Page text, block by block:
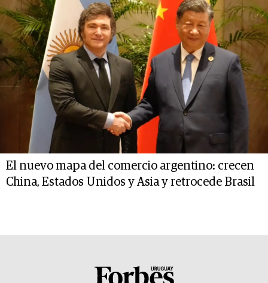
El nuevo mapa del comercio argentino: crecen
China, Estados Unidos y Asia y retrocede Brasil